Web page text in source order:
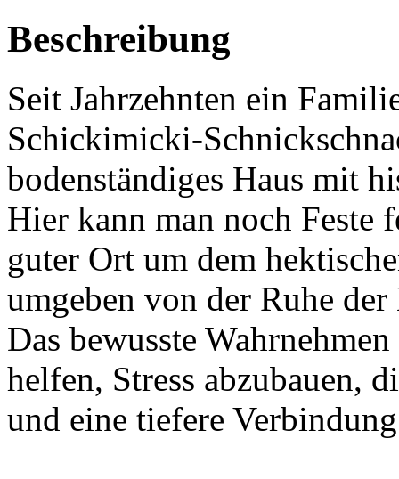
Beschreibung
Seit Jahrzehnten ein
Schickimicki-
bodenständiges Haus mit
Hier kann man noch Feste
guter Ort um dem
umgeben von der Ruhe
Das bewusste
helfen, Stress abzubauen,
und eine tiefere